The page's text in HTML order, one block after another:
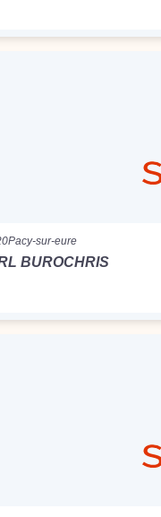
Pacy-sur-eure
BUROCHRIS